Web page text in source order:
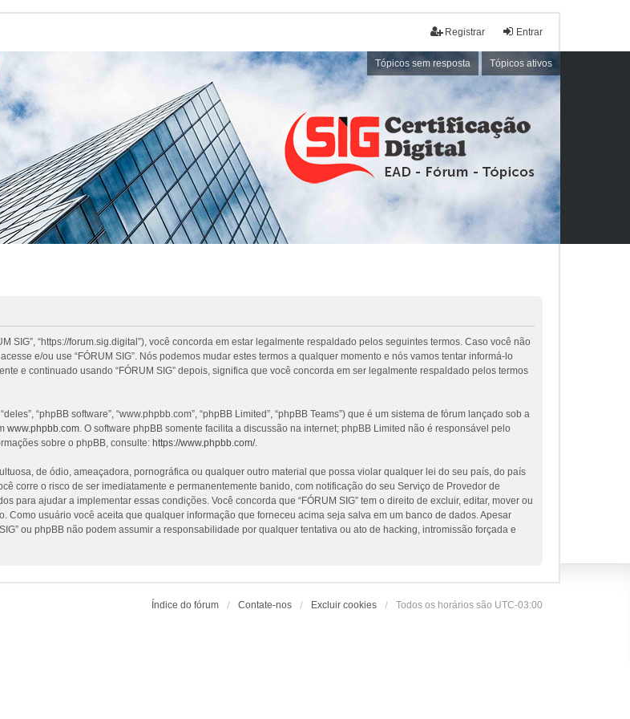
Entrar
Registrar
Tópicos sem resposta Tópicos ativos
SIG”, “https://forum.sig.digital”), você concorda em estar legalmente respaldado pelos seguintes termos. Caso você não
e/ou use “FÓRUM SIG”. Nós podemos mudar estes termos a qualquer momento e nós vamos tentar informá-lo
e continuado usando “FÓRUM SIG” depois, significa que você concorda em ser legalmente respaldado pelos termos
“phpBB software”, “www.phpbb.com”, “phpBB Limited”, “phpBB Teams”) que é um sistema de fórum lançado sob a
www.phpbb.com. O software phpBB somente facilita a discussão na internet; phpBB Limited não é responsável pelo
sobre o phpBB, consulte: https://www.phpbb.com/.
de ódio, ameaçadora, pornográfica ou qualquer outro material que possa violar qualquer lei do seu país, do país
corre o risco de ser imediatamente e permanentemente banido, com notificação do seu Serviço de Provedor de
para ajudar a implementar essas condições. Você concorda que “FÓRUM SIG” tem o direito de excluir, editar, mover ou
usuário você aceita que qualquer informação que forneceu acima seja salva em um banco de dados. Apesar
ou phpBB não podem assumir a responsabilidade por qualquer tentativa ou ato de hacking, intromissão forçada e
Índice do fórum Contate-nos Excluir cookies Todos os horários são UTC-03:00